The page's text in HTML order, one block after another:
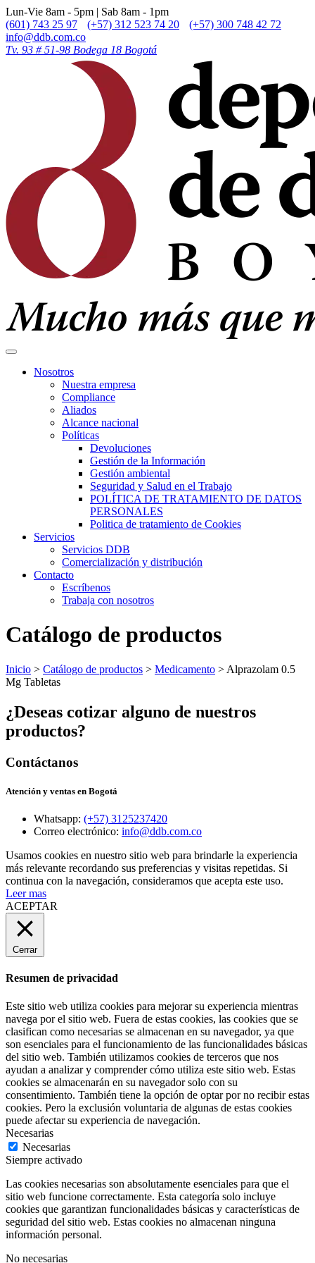
Lun-Vie 8am - 5pm | Sab 8am - 1pm
(601) 743 25 97
(+57) 312 523 74 20
(+57) 300 748 42 72
info@ddb.com.co
Tv. 93 # 51-98 Bodega 18 Bogotá
Nosotros
Nuestra empresa
Compliance
Aliados
Alcance nacional
Políticas
Devoluciones
Gestión de la Información
Gestión ambiental
Seguridad y Salud en el Trabajo
POLÍTICA DE TRATAMIENTO DE DATOS
PERSONALES
Politica de tratamiento de Cookies
Servicios
Servicios DDB
Comercialización y distribución
Contacto
Escríbenos
Trabaja con nosotros
Catálogo de productos
Inicio > Catálogo de productos > Medicamento > Alprazolam 0.5
Mg Tabletas
¿Deseas cotizar alguno de nuestros
productos?
Contáctanos
Atención y ventas en Bogotá
Whatsapp: (+57) 3125237420
Correo electrónico: info@ddb.com.co
Usamos cookies en nuestro sitio web para brindarle la experiencia
más relevante recordando sus preferencias y visitas repetidas. Si
continua con la navegación, consideramos que acepta este uso.
Leer mas
ACEPTAR
Cerrar
Resumen de privacidad
Este sitio web utiliza cookies para mejorar su experiencia mientras
navega por el sitio web. Fuera de estas cookies, las cookies que se
clasifican como necesarias se almacenan en su navegador, ya que
son esenciales para el funcionamiento de las funcionalidades básicas
del sitio web. También utilizamos cookies de terceros que nos
ayudan a analizar y comprender cómo utiliza este sitio web. Estas
cookies se almacenarán en su navegador solo con su
consentimiento. También tiene la opción de optar por no recibir estas
cookies. Pero la exclusión voluntaria de algunas de estas cookies
puede afectar su experiencia de navegación.
Necesarias
Necesarias
Siempre activado
Las cookies necesarias son absolutamente esenciales para que el
sitio web funcione correctamente. Esta categoría solo incluye
cookies que garantizan funcionalidades básicas y características de
seguridad del sitio web. Estas cookies no almacenan ninguna
información personal.
No necesarias